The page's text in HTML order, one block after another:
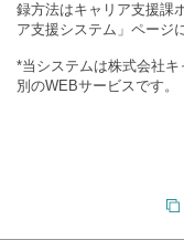
録方法はキャリア支援課
ア支援システム」ページ
*当システムは株式会社
別のWEBサービスです。